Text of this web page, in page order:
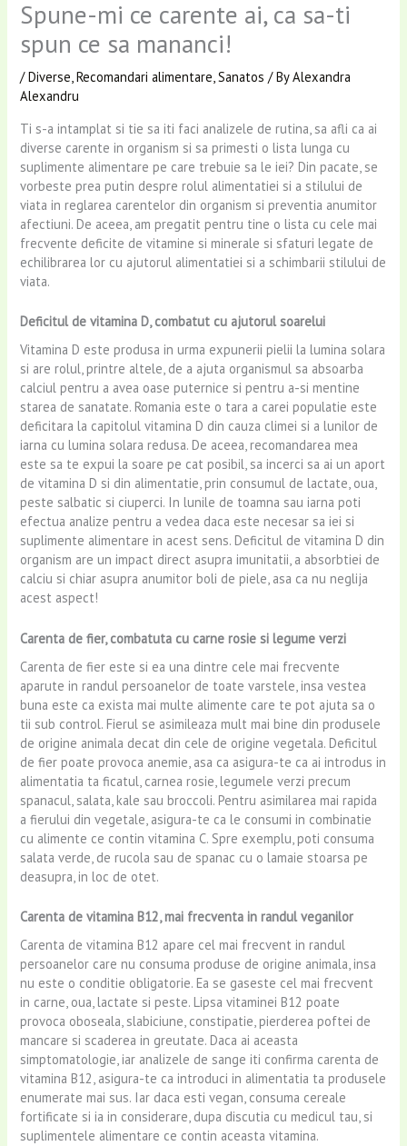
Spune-mi ce carente ai, ca sa-ti
spun ce sa mananci!
/Diverse,Recomandari alimentare,Sanatos / ByAlexandra
Alexandru
Ti s-a intamplat si tie sa iti faci analizele de rutina, sa afli ca ai
diverse carente in organism si sa primesti o lista lunga cu
suplimente alimentare pe care trebuie sa le iei? Din pacate, se
vorbeste prea putin despre rolul alimentatiei si a stilului de
viata in reglarea carentelor din organism si preventia anumitor
afectiuni. De aceea, am pregatit pentru tine o lista cu cele mai
frecvente deficite de vitamine si minerale si sfaturi legate de
echilibrarea lor cu ajutorul alimentatiei si a schimbarii stilului de
viata.
Deficitul de vitamina D, combatut cu ajutorul soarelui
Vitamina D este produsa in urma expunerii pielii la lumina solara
si are rolul, printre altele, de a ajuta organismul sa absoarba
calciul pentru a avea oase puternice si pentru a-si mentine
starea de sanatate. Romania este o tara a carei populatie este
deficitara la capitolul vitamina D din cauza climei si a lunilor de
iarna cu lumina solara redusa. De aceea, recomandarea mea
este sa te expui la soare pe cat posibil, sa incerci sa ai un aport
de vitamina D si din alimentatie, prin consumul de lactate, oua,
peste salbatic si ciuperci. In lunile de toamna sau iarna poti
efectua analize pentru a vedea daca este necesar sa iei si
suplimente alimentare in acest sens. Deficitul de vitamina D din
organism are un impact direct asupra imunitatii, a absorbtiei de
calciu si chiar asupra anumitor boli de piele, asa ca nu neglija
acest aspect!
Carenta de fier, combatuta cu carne rosie si legume verzi
Carenta de fier este si ea una dintre cele mai frecvente
aparute in randul persoanelor de toate varstele, insa vestea
buna este ca exista mai multe alimente care te pot ajuta sa o
tii sub control. Fierul se asimileaza mult mai bine din produsele
de origine animala decat din cele de origine vegetala. Deficitul
de fier poate provoca anemie, asa ca asigura-te ca ai introdus in
alimentatia ta ficatul, carnea rosie, legumele verzi precum
spanacul, salata, kale sau broccoli. Pentru asimilarea mai rapida
a fierului din vegetale, asigura-te ca le consumi in combinatie
cu alimente ce contin vitamina C. Spre exemplu, poti consuma
salata verde, de rucola sau de spanac cu o lamaie stoarsa pe
deasupra, in loc de otet.
Carenta de vitamina B12, mai frecventa in randul veganilor
Carenta de vitamina B12 apare cel mai frecvent in randul
persoanelor care nu consuma produse de origine animala, insa
nu este o conditie obligatorie. Ea se gaseste cel mai frecvent
in carne, oua, lactate si peste. Lipsa vitaminei B12 poate
provoca oboseala, slabiciune, constipatie, pierderea poftei de
mancare si scaderea in greutate. Daca ai aceasta
simptomatologie, iar analizele de sange iti confirma carenta de
vitamina B12, asigura-te ca introduci in alimentatia ta produsele
enumerate mai sus. Iar daca esti vegan, consuma cereale
fortificate si ia in considerare, dupa discutia cu medicul tau, si
suplimentele alimentare ce contin aceasta vitamina.